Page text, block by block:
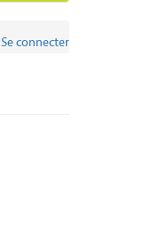
Se connecter